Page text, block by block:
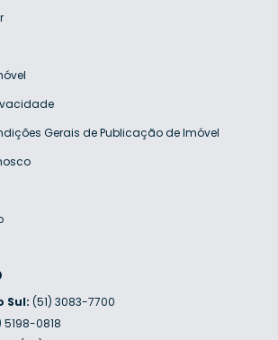
Gerais de Publicação de Imóvel
Sul: (51) 3083-7700
5198-0818